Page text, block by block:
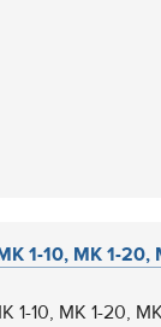
1-10, МК 1-
1-10, МК 1-20,